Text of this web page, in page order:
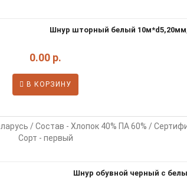
Шнур шторный белый
0.00 р.
В КОРЗИНУ
/ Состав - Хлопок 40% ПА 60% /
Сорт - первый
Шнур обувной черный с